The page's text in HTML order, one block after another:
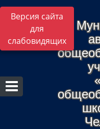
Версия сайта
для
слабовидящих